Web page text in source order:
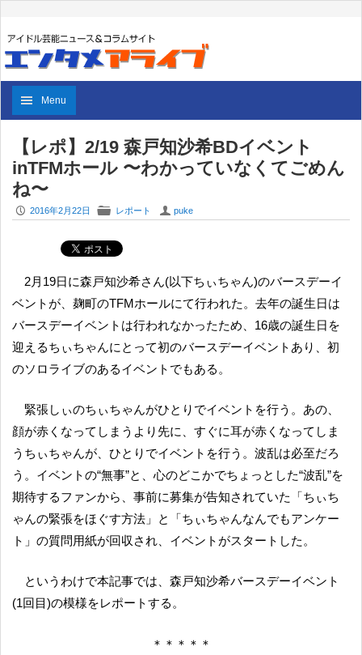
Menu
【レポ】2/19 森戸知沙希BDイベント
inTFMホール 〜わかっていなくてごめん
ね〜
P 2016年2月22日 F レポート U puke
2月19日に森戸知沙希さん(以下ちぃちゃん)のバースデーイ
ベントが、麹町のTFMホールにて行われた。去年の誕生日は
バースデーイベントは行われなかったため、16歳の誕生日を
迎えるちぃちゃんにとって初のバースデーイベントあり、初
のソロライブのあるイベントでもある。
緊張しぃのちぃちゃんがひとりでイベントを行う。あの、
顔が赤くなってしまうより先に、すぐに耳が赤くなってしま
うちぃちゃんが、ひとりでイベントを行う。波乱は必至だろ
う。イベントの“無事”と、心のどこかでちょっとした“波乱”を
期待するファンから、事前に募集が告知されていた「ちぃち
ゃんの緊張をほぐす方法」と「ちぃちゃんなんでもアンケー
ト」の質問用紙が回収され、イベントがスタートした。
というわけで本記事では、森戸知沙希バースデーイベント
(1回目)の模様をレポートする。
＊＊＊＊＊